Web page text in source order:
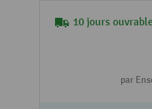
10 jours
par